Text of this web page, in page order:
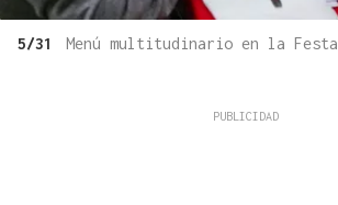
5/31 Menú multitudinario en la